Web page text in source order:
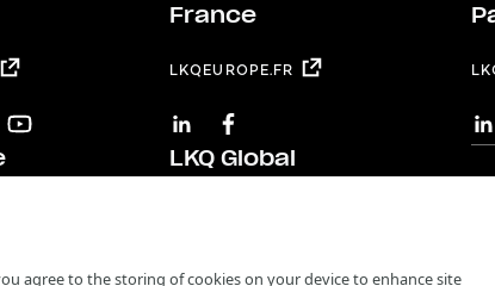
YOUTUBE
France
LKQEUROPE.FR
LINKEDINFACEBOOK
LKQ Global
agree to the storing of cookies on your device to enhance site